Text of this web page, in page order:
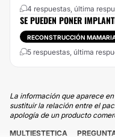
4 respuestas, última
SE PUEDEN PONER
RECONSTRUCCIÓN
5 respuestas, última
La información que aparece
sustituir la relación entre el
apología de un producto
MULTIESTETICA